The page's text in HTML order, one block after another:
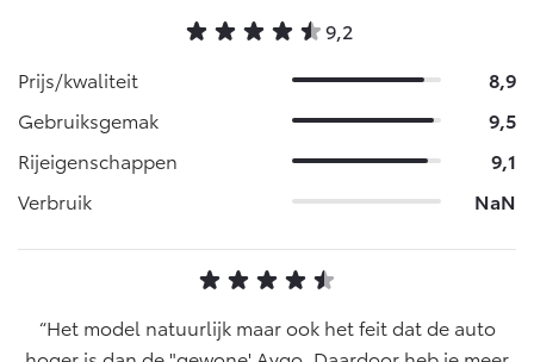
9,2
Prijs/kwaliteit
8,9
Gebruiksgemak
9,5
Rijeigenschappen
9,1
Verbruik
NaN
Het model natuurlijk maar ook het feit dat de auto